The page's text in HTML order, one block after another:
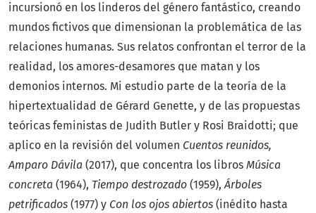
incursionó en los linderos del género fantástico, creando
mundos fictivos que dimensionan la problemática de las
relaciones humanas. Sus relatos confrontan el terror de la
realidad, los amores-desamores que matan y los
demonios internos. Mi estudio parte de la teoría de la
hipertextualidad de Gérard Genette, y de las propuestas
teóricas feministas de Judith Butler y Rosi Braidotti; que
aplico en la revisión del volumen Cuentos reunidos,
Amparo Dávila (2017), que concentra los libros Música
concreta (1964), Tiempo destrozado (1959),Árboles
petrificados (1977) y Con los ojos abiertos (inédito hasta